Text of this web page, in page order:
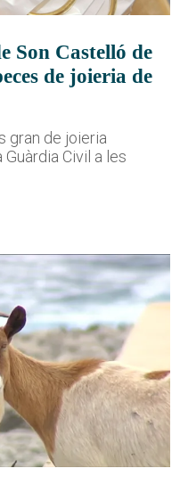
Son Castelló de
de joieria de
gran de joieria
Civil a les